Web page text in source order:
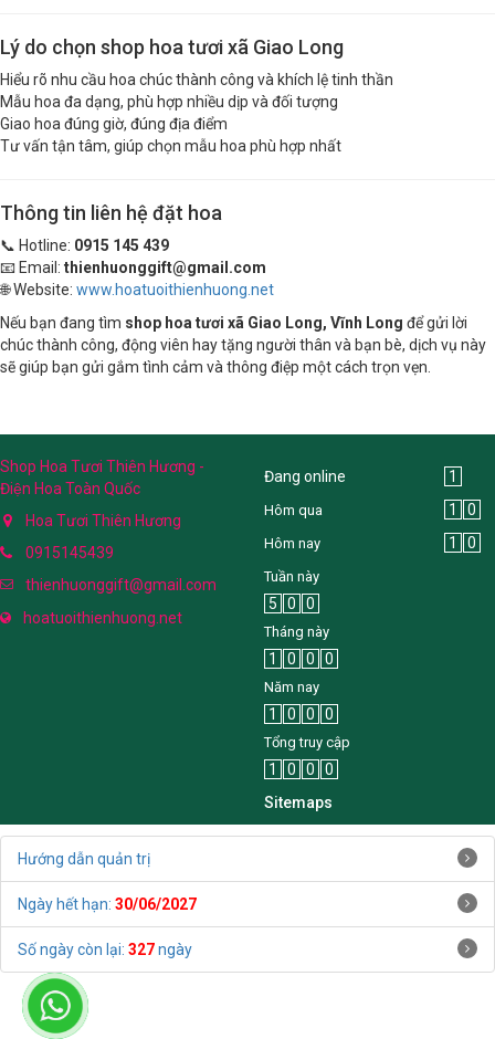
Lý do chọn shop hoa tươi xã Giao Long
Hiểu rõ nhu cầu hoa chúc thành công và khích lệ tinh thần
Mẫu hoa đa dạng, phù hợp nhiều dịp và đối tượng
Giao hoa đúng giờ, đúng địa điểm
Tư vấn tận tâm, giúp chọn mẫu hoa phù hợp nhất
Thông tin liên hệ đặt hoa
📞 Hotline: 0915 145 439
📧 Email: thienhuonggift@gmail.com
🌐 Website: www.hoatuoithienhuong.net
Nếu bạn đang tìm shop hoa tươi xã Giao Long, Vĩnh Long để gửi lời
chúc thành công, động viên hay tặng người thân và bạn bè, dịch vụ này
sẽ giúp bạn gửi gắm tình cảm và thông điệp một cách trọn vẹn.
Shop Hoa Tươi Thiên Hương -
Điện Hoa Toàn Quốc
Hoa Tươi Thiên Hương
0915145439
thienhuonggift@gmail.com
hoatuoithienhuong.net
Đang online 1
Hôm qua 1 0
Hôm nay 1 0
Tuần này
5 0 0
Tháng này
1 0 0 0
Năm nay
1 0 0 0
Tổng truy cập
1 0 0
0
Sitemaps
Hướng dẫn quản trị
Ngày hết hạn: 30/06/2027
Số ngày còn lại: 327ngày